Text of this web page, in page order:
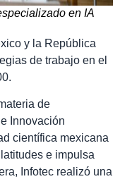
en IA
y la República
de trabajo en el
de
Innovación
científica mexicana
e impulsa
Infotec realizó una